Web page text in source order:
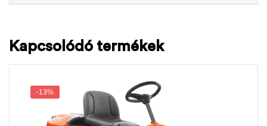
Kapcsolódó termékek
-13%